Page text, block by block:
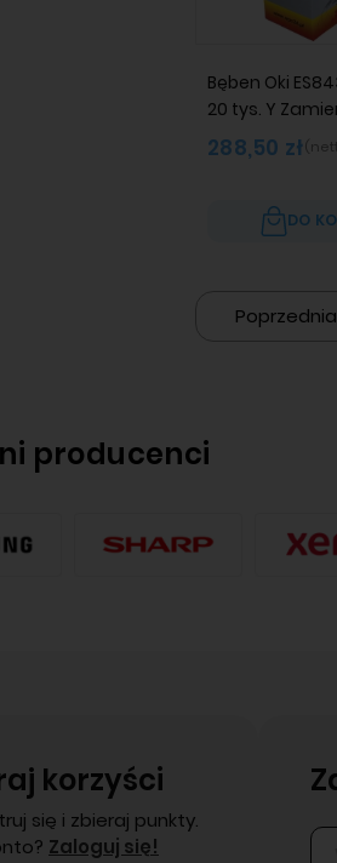
Bęben Oki
20 tys. Y
288,50 zł
DO
Poprzednia
producenci
korzyści
się i zbieraj punkty.
Zaloguj się!